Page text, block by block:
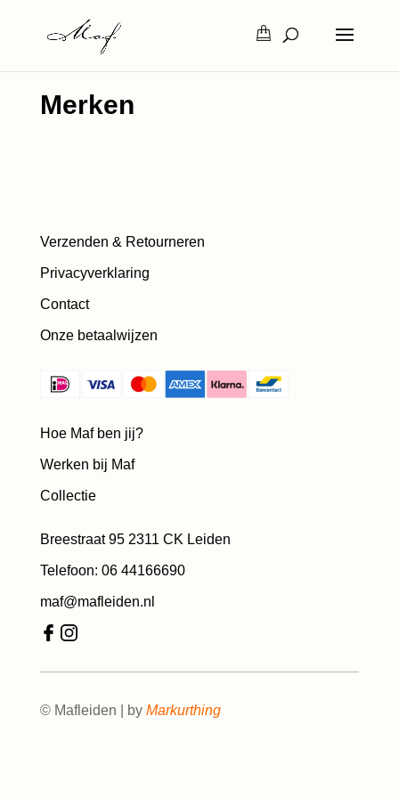
Merken
Verzenden & Retourneren
Privacyverklaring
Contact
Onze betaalwijzen
Hoe Maf ben jij?
Werken bij Maf
Collectie
Breestraat 95 2311 CK Leiden
Telefoon: 06 44166690
maf@mafleiden.nl
© Mafleiden | by Markurthing